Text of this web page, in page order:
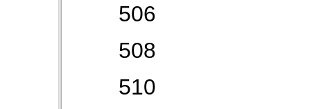
506
508
510